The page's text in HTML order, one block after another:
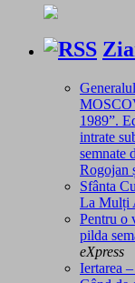
1989”.
intrate
semnate
Rogojan
Sfânta
La Mulți
Pentru o
pilda
eXpress
Iertarea